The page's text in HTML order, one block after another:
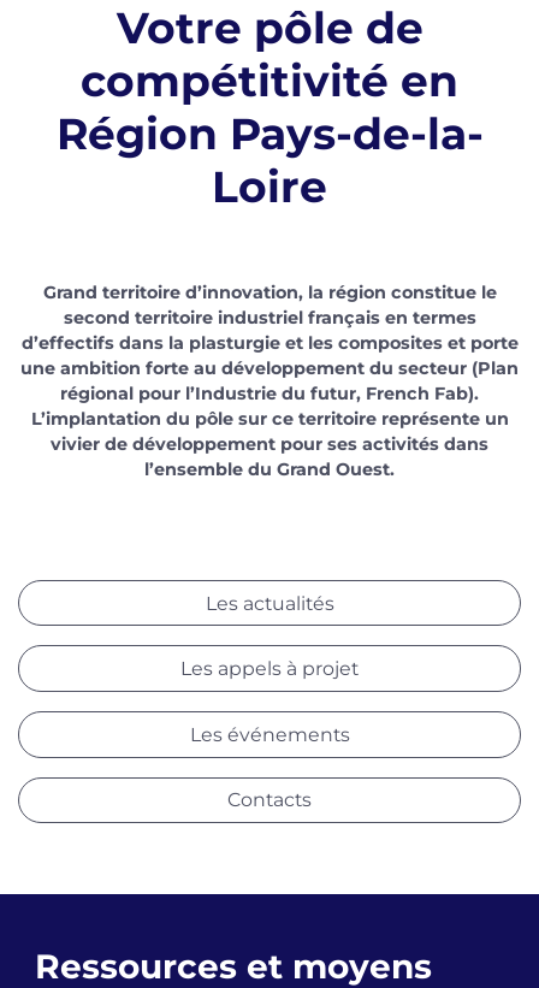
Votre pôle de
compétitivité en
Région Pays-de-la-
Loire
Grand territoire d’innovation, la région constitue le
second territoire industriel français en termes
d’effectifs dans la plasturgie et les composites et porte
une ambition forte au développement du secteur (Plan
régional pour l’Industrie du futur, French Fab).
L’implantation du pôle sur ce territoire représente un
vivier de développement pour ses activités dans
l’ensemble du Grand Ouest.
Les actualités
Les appels à projet
Les événements
Contacts
Ressources et moyens